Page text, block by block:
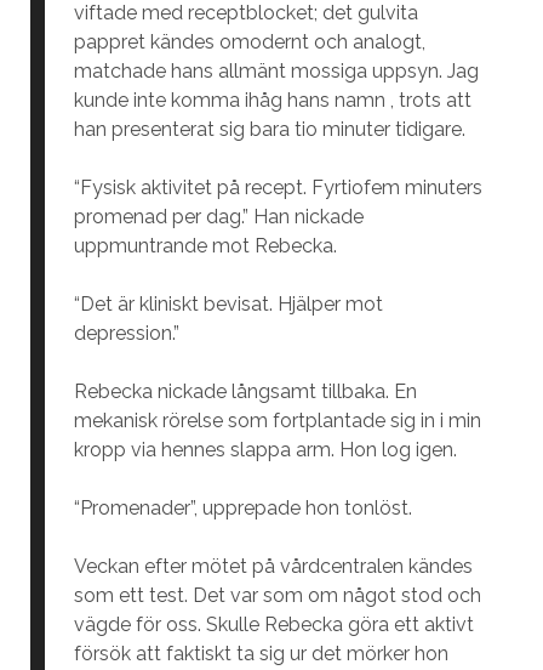
viftade med receptblocket; det gulvita
pappret kändes omodernt och analogt,
matchade hans allmänt mossiga uppsyn. Jag
kunde inte komma ihåg hans namn , trots att
han presenterat sig bara tio minuter tidigare.
“Fysisk aktivitet på recept. Fyrtiofem minuters
promenad per dag.” Han nickade
uppmuntrande mot Rebecka.
“Det är kliniskt bevisat. Hjälper mot
depression.”
Rebecka nickade långsamt tillbaka. En
mekanisk rörelse som fortplantade sig in i min
kropp via hennes slappa arm. Hon log igen.
“Promenader”, upprepade hon tonlöst.
Veckan efter mötet på vårdcentralen kändes
som ett test. Det var som om något stod och
vägde för oss. Skulle Rebecka göra ett aktivt
försök att faktiskt ta sig ur det mörker hon